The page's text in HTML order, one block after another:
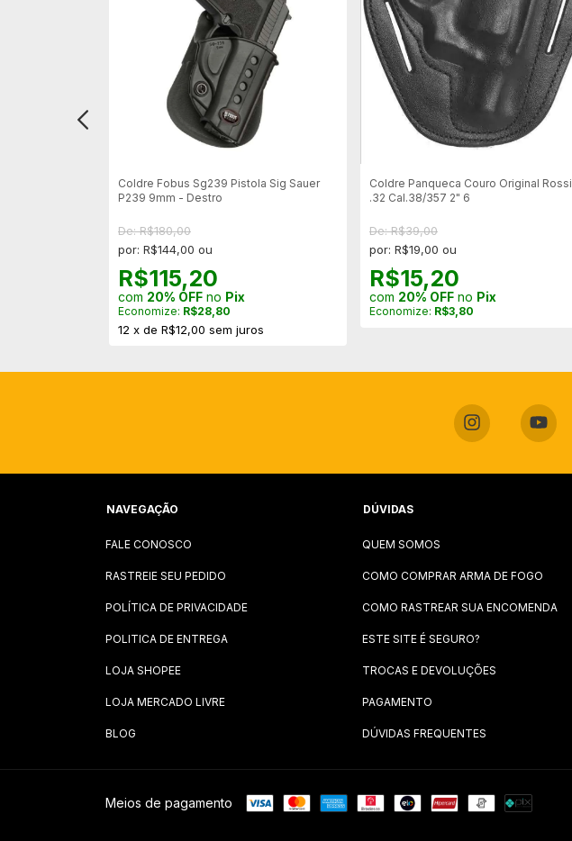
Coldre Fobus Sg239 Pistola Sig Sauer
P239 9mm - Destro
De: R$180,00
por: R$144,00 ou
R$115,20
com 20% OFF no Pix
Economize: R$28,80
12 x de R$12,00 sem juros
Coldre Panqueca Couro Original Rossi
.32 Cal.38/357 2" 6
De: R$39,00
por: R$19,00 ou
R$15,20
com 20% OFF no Pix
Economize: R$3,80
NAVEGAÇÃO
FALE CONOSCO
RASTREIE SEU PEDIDO
POLÍTICA DE PRIVACIDADE
POLITICA DE ENTREGA
LOJA SHOPEE
LOJA MERCADO LIVRE
BLOG
DÚVIDAS
QUEM SOMOS
COMO COMPRAR ARMA DE FOGO
COMO RASTREAR SUA ENCOMENDA
ESTE SITE É SEGURO?
TROCAS E DEVOLUÇÕES
PAGAMENTO
DÚVIDAS FREQUENTES
Meios de pagamento